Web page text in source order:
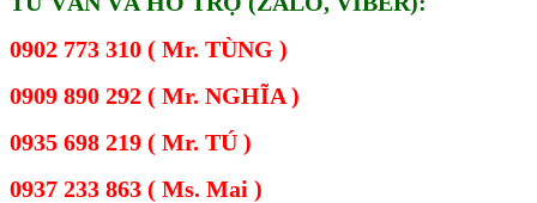
0902 773 310 ( Mr. TÙNG )
0909 890 292 ( Mr. NGHĨA )
0935 698 219 ( Mr. TÚ )
0937 233 863 ( Ms. Mai )